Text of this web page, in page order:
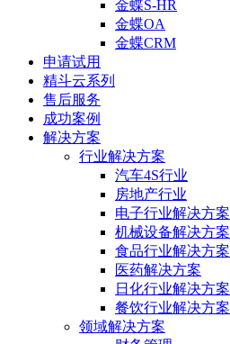
金蝶S-HR
金蝶OA
金蝶CRM
申请试用
精斗云系列
售后服务
成功案例
解决方案
行业解决方案
汽车4S行业
房地产行业
电子行业解决方案
机械设备解决方案
食品行业解决方案
医药解决方案
日化行业解决方案
餐饮行业解决方案
领域解决方案